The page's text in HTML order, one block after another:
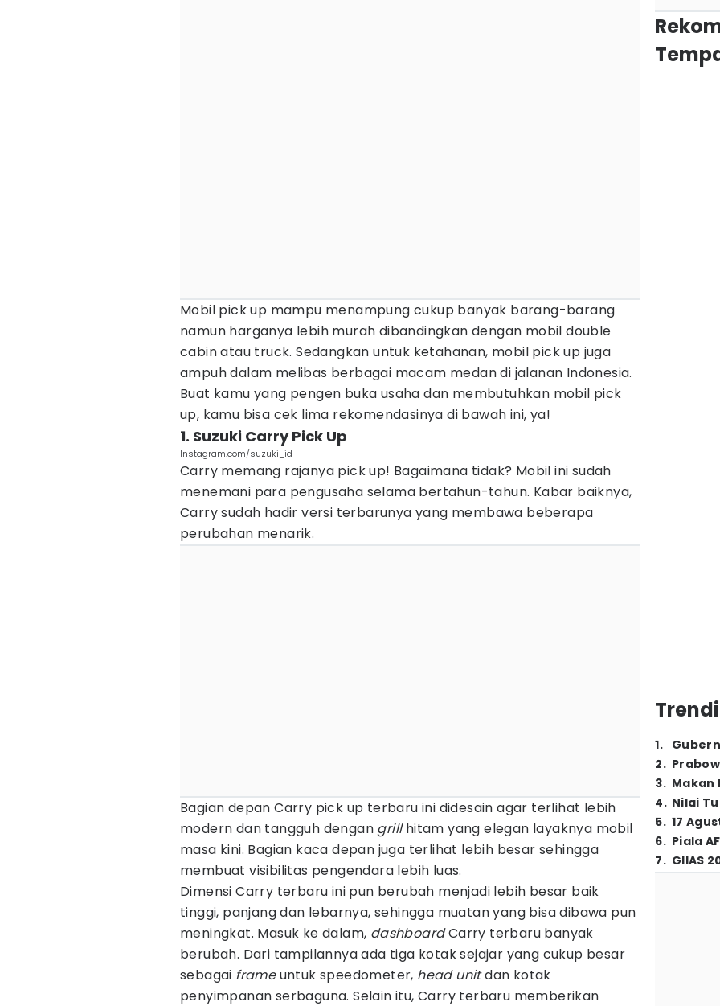
Mobil pick up mampu menampung cukup banyak barang-barang
namun harganya lebih murah dibandingkan dengan mobil double
cabin atau truck. Sedangkan untuk ketahanan, mobil pick up juga
ampuh dalam melibas berbagai macam medan di jalanan Indonesia.
Buat kamu yang pengen buka usaha dan membutuhkan mobil pick
up, kamu bisa cek lima rekomendasinya di bawah ini, ya!
1. Suzuki Carry Pick Up
Instagram.com/suzuki_id
Carry memang rajanya pick up! Bagaimana tidak? Mobil ini sudah
menemani para pengusaha selama bertahun-tahun. Kabar baiknya,
Carry sudah hadir versi terbarunya yang membawa beberapa
perubahan menarik.
Bagian depan Carry pick up terbaru ini didesain agar terlihat lebih
modern dan tangguh dengan grillhitam yang elegan layaknya mobil
masa kini. Bagian kaca depan juga terlihat lebih besar sehingga
membuat visibilitas pengendara lebih luas.
Dimensi Carry terbaru ini pun berubah menjadi lebih besar baik
tinggi, panjang dan lebarnya, sehingga muatan yang bisa dibawa pun
meningkat. Masuk ke dalam, dashboardCarry terbaru banyak
berubah. Dari tampilannya ada tiga kotak sejajar yang cukup besar
sebagai frameuntuk speedometer, head unitdan kotak
penyimpanan serbaguna. Selain itu, Carry terbaru memberikan
1.
2.
3. Makan
4. Nilai
5. 17
6. Piala
7. GIIAS